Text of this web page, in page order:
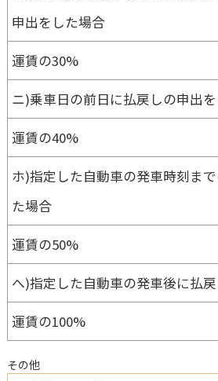
申出をした場合
運賃の30%
ニ)乗車日の前日に払戻しの申出
運賃の40%
ホ)指定した自動車の発車時刻ま
た場合
運賃の50%
へ)指定した自動車の発車後に払
運賃の100%
その他